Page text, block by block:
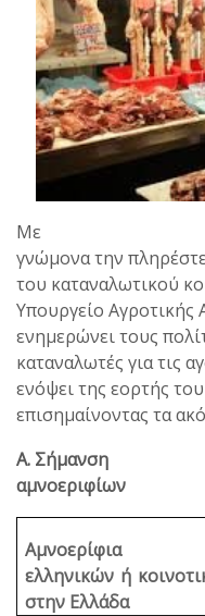
Με
γνώμονα την
του καταναλωτικού
Υπουργείο
ενημερώνει τους
καταναλωτές για τις
ενόψει της εορτής
επισημαίνοντας τα
Α. Σήμανση
αμνοεριφίων
Αμνοερίφια
ελληνικών ή
στην Ελλάδα